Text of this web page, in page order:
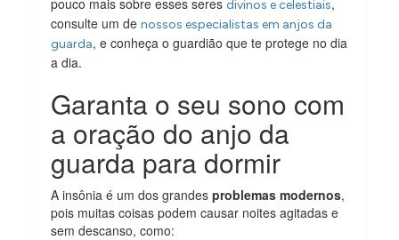
divinos e celestiais
consulte um denossos especialistas em anjos da
guarda, e conheça o guardião que te protege no dia
a dia.
Garanta o seu sono com
a oração do anjo da
guarda para dormir
A insônia é um dos grandesproblemas modernos,
pois muitas coisas podem causar noites agitadas e
sem descanso, como: